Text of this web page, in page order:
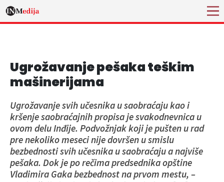
Ugrožavanje pešaka teškim
mašinerijama
Ugrožavanje svih učesnika u saobraćaju kao i
kršenje saobraćajnih propisa je svakodnevnica u
ovom delu Inđije. Podvožnjak koji je pušten u rad
pre nekoliko meseci nije dovršen u smislu
bezbednosti svih učesnika u saobraćaju a najviše
pešaka. Dok je po rečima predsednika opštine
Vladimira Gaka bezbednost na prvom mestu, –